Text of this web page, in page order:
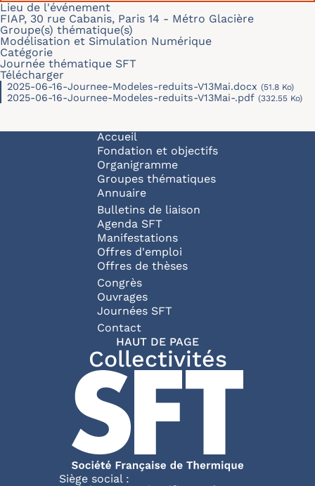
Lieu de l'événement
FIAP, 30 rue Cabanis, Paris 14 - Métro Glacière
Groupe(s) thématique(s)
Modélisation et Simulation Numérique
Catégorie
Journée thématique SFT
Télécharger
2025-06-16-Journee-Modeles-reduits-V13Mai.docx (51.8 Ko)
2025-06-16-Journee-Modeles-reduits-V13Mai-.pdf (332.55 Ko)
Navigation principale
Accueil
Fondation et objectifs
Organigramme
Groupes thématiques
Annuaire
Bulletins de liaison
Agenda SFT
Manifestations
Offres d'emploi
Offres de thèses
Congrès
Ouvrages
Journées SFT
Pied de page
Contact
HAUT DE PAGE
Collectivités
Siège social :